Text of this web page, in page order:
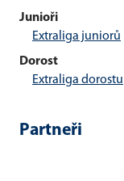
Junioři
Extraliga juniorů
Dorost
Extraliga dorostu
Partneři